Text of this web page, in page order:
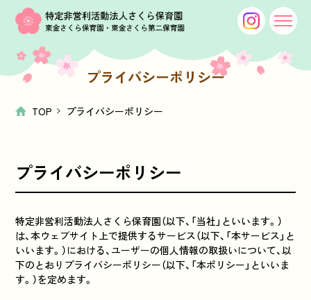
プライバシーポリシー
TOP プライバシーポリシー
プライバシーポリシー
特定非営利活動法人さくら保育園（以下、「当社」といいます。）
は、本ウェブサイト上で提供するサービス（以下、「本サービス」と
いいます。）における、ユーザーの個人情報の取扱いについて、以
下のとおりプライバシーポリシー（以下、「本ポリシー」といいま
す。）を定めます。